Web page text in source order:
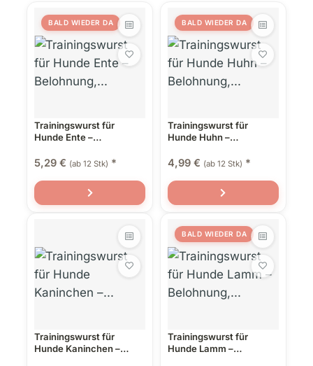
BALD WIEDER DA
Trainingswurst für
Hunde Ente –
Alleinfutter in einem
5,29 € (ab 12 Stk) *
BALD WIEDER DA
Trainingswurst für
Hunde Huhn –
Alleinfutter in einem
4,99 € (ab 12 Stk) *
Trainingswurst für
Hunde Kaninchen –
BALD WIEDER DA
Trainingswurst für
Hunde Lamm –